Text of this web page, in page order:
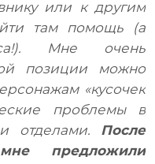
или к другим
там помощь (а
Мне очень
позиции можно
«кусочек
проблемы в
отделами. После
предложили